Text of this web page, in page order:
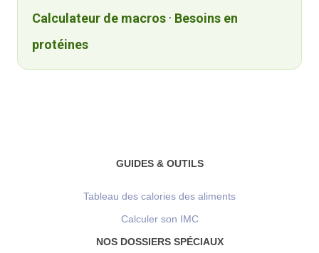
Calculateur de macros · Besoins en
protéines
GUIDES & OUTILS
Tableau des calories des aliments
Calculer son IMC
NOS DOSSIERS SPÉCIAUX